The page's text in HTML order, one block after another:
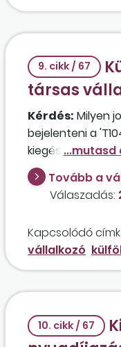
9. cikk / 67
társas
Kérdés: Milyen
bejelenteni a
kiegészítő
vállalkozót? Kell
járulékot fizetni a
abban az
tevékenységet ő
Tovább a
Válaszadás:
Kapcsolódó
vállalkozó
10. cikk / 67